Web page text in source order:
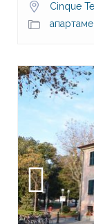
Cinque